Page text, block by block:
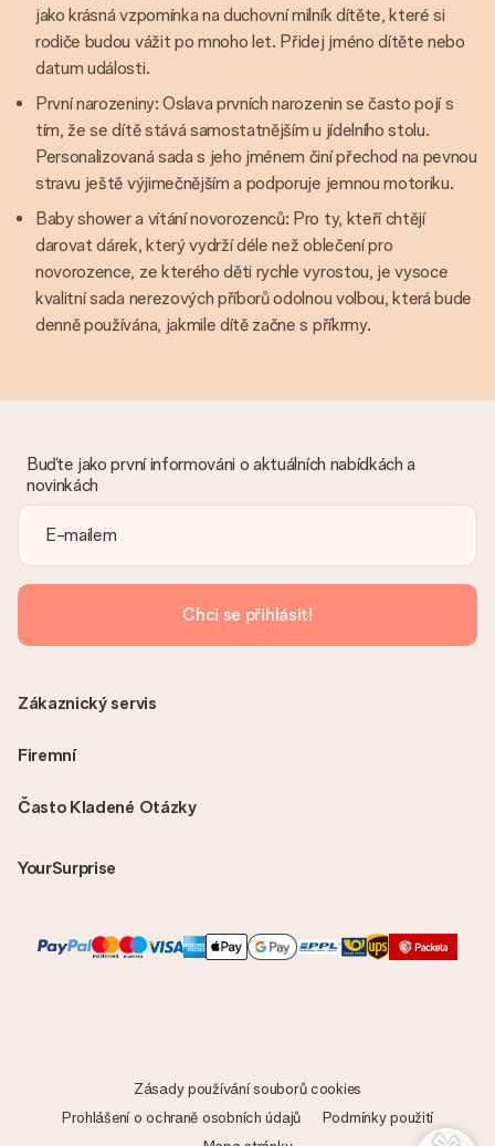
jako krásná vzpomínka na duchovní milník dítěte, které si
rodiče budou vážit po mnoho let. Přidej jméno dítěte nebo
datum události.
První narozeniny: Oslava prvních narozenin se často pojí s
tím, že se dítě stává samostatnějším u jídelního stolu.
Personalizovaná sada s jeho jménem činí přechod na pevnou
stravu ještě výjimečnějším a podporuje jemnou motoriku.
Baby shower a vítání novorozenců: Pro ty, kteří chtějí
darovat dárek, který vydrží déle než oblečení pro
novorozence, ze kterého děti rychle vyrostou, je vysoce
kvalitní sada nerezových příborů odolnou volbou, která bude
denně používána, jakmile dítě začne s příkrmy.
Buďte jako první informováni o aktuálních nabídkách a
novinkách
Chci se přihlásit!
Často Kladené Otázky
YourSurprise
Zákaznický servis
Firemní
Zásady používání souborů cookies
Prohlášení o ochraně osobních údajů
Podmínky použití